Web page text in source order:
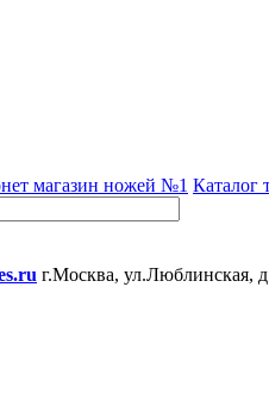
магазин ножей №1 Каталог
г.Москва, ул.Люблинская,